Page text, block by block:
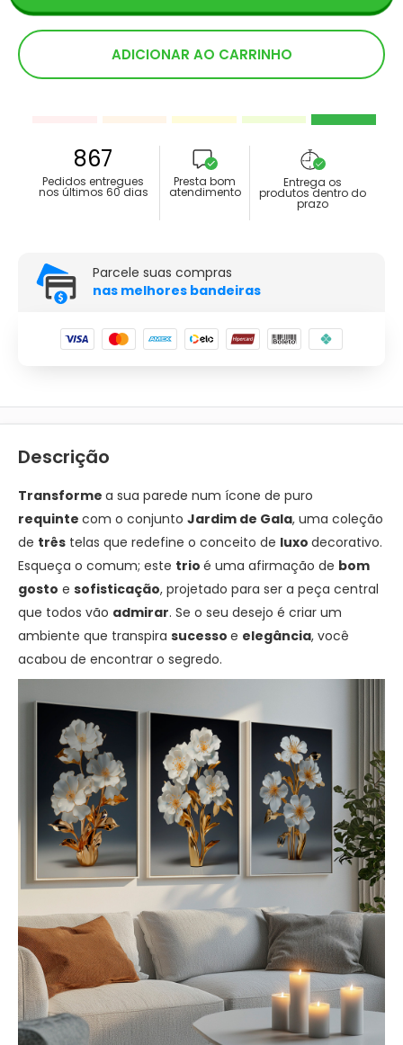
ADICIONAR AO CARRINHO
867
Pedidos entregues
nos últimos 60 dias
Presta bom
atendimento
Entrega os
produtos dentro do
prazo
Parcele suas compras
nas melhores bandeiras
Descrição
Transforme a sua parede num ícone de puro
requinte com o conjunto Jardim de Gala, uma coleção
de três telas que redefine o conceito de luxo decorativo.
Esqueça o comum; este trio é uma afirmação de bom
gosto e sofisticação, projetado para ser a peça central
que todos vão admirar. Se o seu desejo é criar um
ambiente que transpira sucesso e elegância, você
acabou de encontrar o segredo.